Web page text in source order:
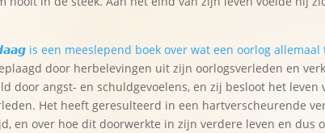
is een meeslepend boek over wat een oorlog allemaal
door herbelevingen uit zijn oorlogsverleden en
door angst- en schuldgevoelens, en zij besloot het
Het heeft geresulteerd in een hartverscheurende
en over hoe dit doorwerkte in zijn verdere leven en dus